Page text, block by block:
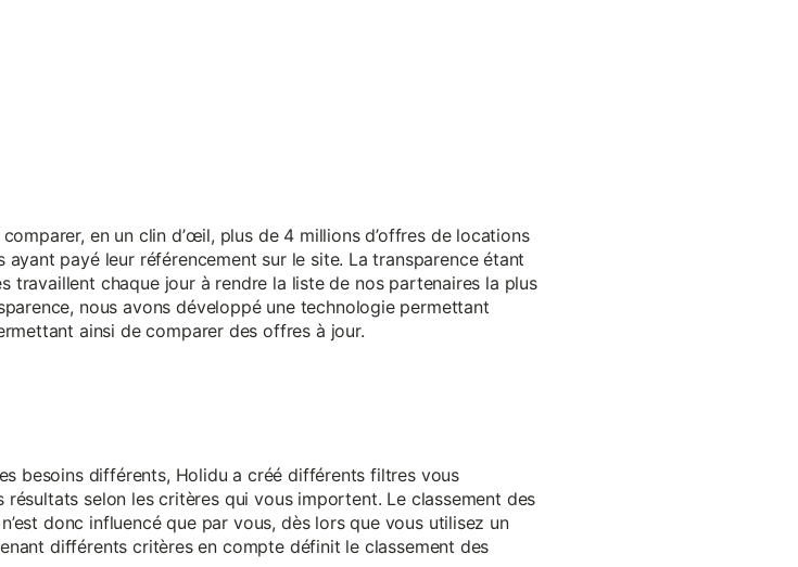
en un clin d’œil, plus de 4 millions d’offres de locations
payé leur référencement sur le site. La transparence étant
travaillent chaque jour à rendre la liste de nos partenaires la plus
nous avons développé une technologie permettant
ainsi de comparer des offres à jour.
besoins différents, Holidu a créé différents filtres vous
selon les critères qui vous importent. Le classement des
donc influencé que par vous, dès lors que vous utilisez un
différents critères en compte définit le classement des